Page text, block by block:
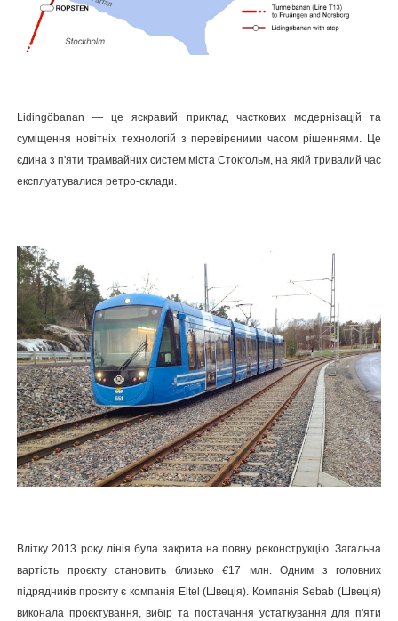
Lidingöbanan — це яскравий приклад часткових модернізацій та
суміщення новітніх технологій з перевіреними часом рішеннями. Це
єдина з п'яти трамвайних систем міста Стокгольм, на якій тривалий час
експлуатувалися ретро-склади.
Влітку 2013 року лінія була закрита на повну реконструкцію. Загальна
вартість проєкту становить близько €17 млн. Одним з головних
підрядників проєкту є компанія Eltel (Швеція). Компанія Sebab (Швеція)
виконала проєктування, вибір та постачання устаткування для п'яти